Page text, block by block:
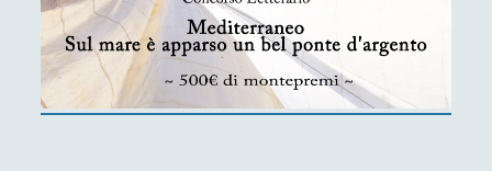
Danilo Mallò
Dario Maestripieri
Emanuele Franz